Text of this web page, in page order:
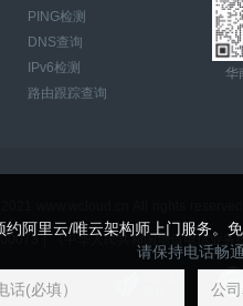
PING检测
DNS查询
IPv6检测
路由跟踪查询
华
2021 www.wcloud.cn All rights
| 《中华人民共和国增值电信业务
阿里云/唯云架构师上门服务。
请保持电话畅